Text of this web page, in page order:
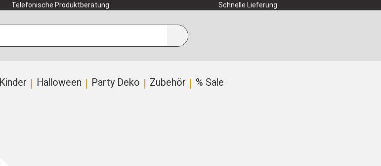
Telefonische Produktberatung Schnelle Lieferung
Kinder Halloween Party Deko Zubehör % Sale